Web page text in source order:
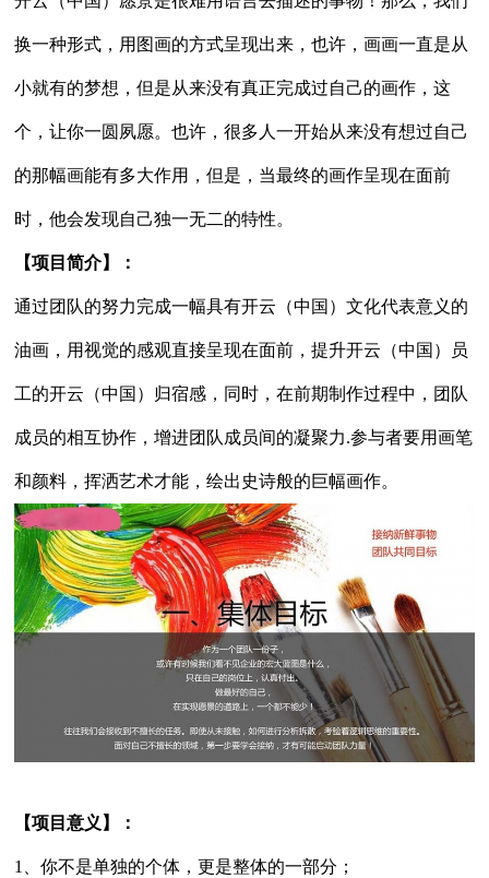
换一种形式，用图画的方式呈现出来，也许，画画一直是从
小就有的梦想，但是从来没有真正完成过自己的画作，这
个，让你一圆夙愿。也许，很多人一开始从来没有想过自己
的那幅画能有多大作用，但是，当最终的画作呈现在面前
时，他会发现自己独一无二的特性。
【项目简介】：
通过团队的努力完成一幅具有开云（中国）文化代表意义的
油画，用视觉的感观直接呈现在面前，提升开云（中国）员
工的开云（中国）归宿感，同时，在前期制作过程中，团队
成员的相互协作，增进团队成员间的凝聚力.参与者要用画笔
和颜料，挥洒艺术才能，绘出史诗般的巨幅画作。
【项目意义】：
1、你不是单独的个体，更是整体的一部分；